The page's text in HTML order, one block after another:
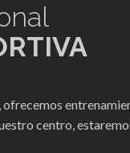
centro,